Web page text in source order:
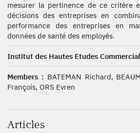
mesurer la pertinence de ce critère
décisions des entreprises en
performance des entreprises en
données de santé des employés.
Institut des Hautes Etudes
Members : BATEMAN Richard,
François, ORS Evren
Articles